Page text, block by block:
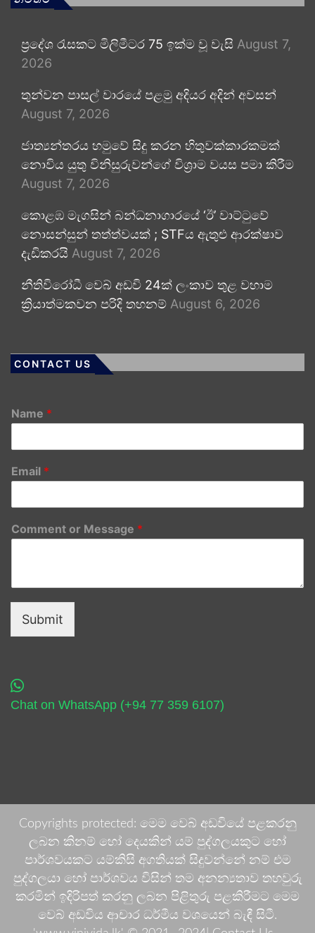
ප්‍රදේශ රැසකට මිලිමීටර 75 ඉක්ම වූ වැසි August 7,
2026
තුන්වන පාසල් වාරයේ පළමු අදියර අදින් අවසන්
August 7, 2026
ජාත්‍යන්තරය හමුවේ සිදු කරන හිතුවක්කාරකමක්
නොවිය යුතු විනිසුරුවන්ගේ විශ්‍රාම වයස පමා කිරීම
August 7, 2026
කොළඹ මැගසින් බන්ධනාගාරයේ ‘ඊ’ වාට්ටුවේ
නොසන්සුන් තත්ත්වයක් ; STFය ඇතුළු ආරක්ෂාව
දැඩිකරයි August 7, 2026
නීතිවිරෝධී වෙබ් අඩවි 24ක් ලංකාව තුළ වහාම
ක්‍රියාත්මකවන පරිදි තහනම් August 6, 2026
CONTACT US
Name *
Email *
Comment or Message *
Submit
Chat on WhatsApp (+94 77 359 6107)
Copyrights protected: මෙම වෙබ් අඩවියේ පළකරනු
ලබන කිනම් හෝ දෙයකින් යම් පුද්ගලයකුට හෝ
පාර්ශවයකට යම්කිසි අගතියක් සිදුවන්නේ නම් එම
පුද්ගලයා හෝ පාර්ශවය විසින් තම අනන්‍යතාව තහවුරු
කරමින් ඉදිරිපත් කරනු ලබන පිළිතුරු පළකිරීමට මෙම
වෙබ් අඩවිය ආචාර ධර්මීය වශයෙන් බැඳී සිටී.